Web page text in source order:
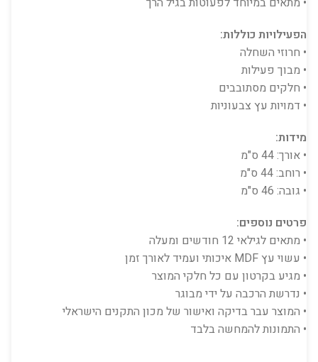
הפעילויות כוללות:
• חרוזי השחלה
• מבוך פעילות
• חלקים מסתובבים
• דמויות עץ צבעוניות
מידות:
• אורך: 44 ס"מ
• רוחב: 44 ס"מ
• גובה: 46 ס"מ
פרטים נוספים:
• מתאים לגילאי 12 חודשים ומעלה
• עשוי עץ MDF איכותי ועמיד לאורך זמן
• מגיע בקרטון עם כל חלקי המוצר
• נדרשת הרכבה על ידי מבוגר
• המוצר עבר בדיקה ואישור של מכון התקנים הישראלי
• התמונות להמחשה בלבד